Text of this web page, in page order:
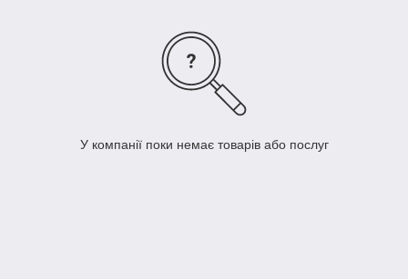
У компанії поки немає товарів або послуг